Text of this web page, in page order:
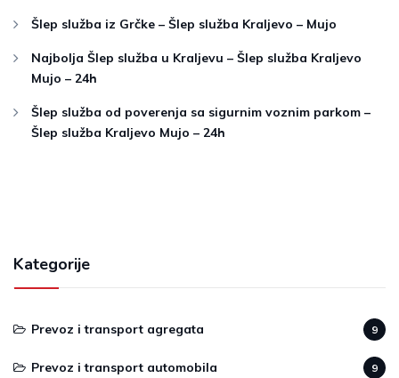
Šlep služba iz Grčke – Šlep služba Kraljevo – Mujo
Najbolja Šlep služba u Kraljevu – Šlep služba Kraljevo
Mujo – 24h
Šlep služba od poverenja sa sigurnim voznim parkom –
Šlep služba Kraljevo Mujo – 24h
Kategorije
Prevoz i transport agregata 9
Prevoz i transport automobila 9